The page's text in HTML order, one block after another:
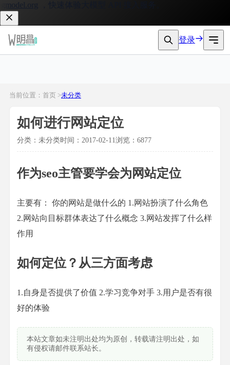
，快速体验大模型 API 接入服务。
登录
当前位置：首页 >未分类
如何进行网站定位
分类：未分类时间：2017-02-11浏览：6877
作为seo主管要学会为网站定位
主要有： 你的网站是做什么的 1.网站扮演了什么角色
2.网站向目标群体表达了什么概念 3.网站发挥了什么样
作用
如何定位？从三方面考虑
1.自身是否提供了价值 2.学习竞争对手 3.用户是否有很
好的体验
本站文章如未注明出处均为原创，转载请注明出处，如
有侵权请邮件联系站长。